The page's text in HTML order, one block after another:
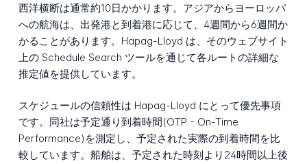
西洋横断は通常約10日かかります。アジアからヨーロッパ
への航海は、出発港と到着港に応じて、4週間から6週間か
かることがあります。Hapag-Lloyd は、そのウェブサイト
上の Schedule Search ツールを通じて各ルートの詳細な
推定値を提供しています。
スケジュールの信頼性は Hapag-Lloyd にとって優先事項
です。同社は予定通り到着時間(OTP - On-Time
Performance)を測定し、予定された実際の到着時間を比
較しています。船舶は、予定された時刻より24時間以上後